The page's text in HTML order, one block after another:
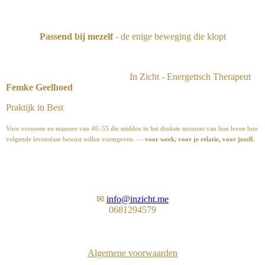
Passend bij mezelf- de enige beweging die klopt
In Zicht - Energetisch Therapeut
Femke Geelhoed
Praktijk in Best
Voor vrouwen en mannen van 40–55 die midden in het drukste moment van hun leven hun
volgende levensfase bewust willen vormgeven. — voor werk, voor je relatie, voor jezelf.
✉ info@inzicht.me
0681294579
Algemene voorwaarden